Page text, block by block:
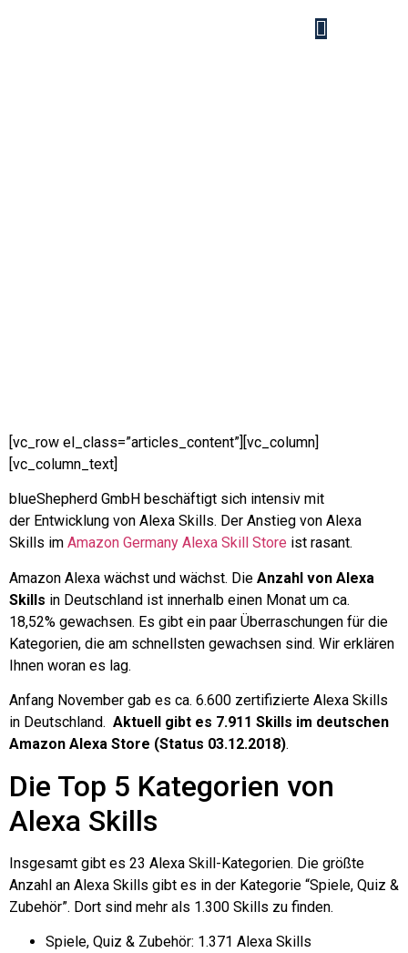
[vc_row el_class=”articles_content”][vc_column]
[vc_column_text]
blueShepherd GmbH beschäftigt sich intensiv mit
der Entwicklung von Alexa Skills. Der Anstieg von Alexa
Skills im Amazon Germany Alexa Skill Store ist rasant.
Amazon Alexa wächst und wächst. Die Anzahl von Alexa
Skills in Deutschland ist innerhalb einen Monat um ca.
18,52% gewachsen. Es gibt ein paar Überraschungen für die
Kategorien, die am schnellsten gewachsen sind. Wir erklären
Ihnen woran es lag.
Anfang November gab es ca. 6.600 zertifizierte Alexa Skills
in Deutschland. Aktuell gibt es 7.911 Skills im deutschen
Amazon Alexa Store (Status 03.12.2018).
Die Top 5 Kategorien von
Alexa Skills
Insgesamt gibt es 23 Alexa Skill-Kategorien. Die größte
Anzahl an Alexa Skills gibt es in der Kategorie “Spiele, Quiz &
Zubehör”. Dort sind mehr als 1.300 Skills zu finden.
Spiele, Quiz & Zubehör: 1.371 Alexa Skills